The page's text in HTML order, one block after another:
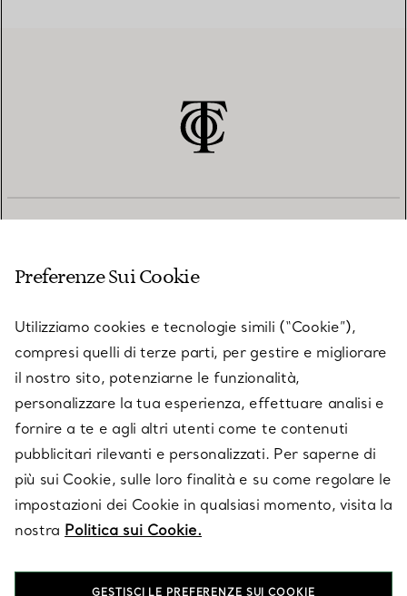
SU TIFFANY & CO.
LEGALE
SEGUICI
Preferenze Sui Cookie
Utilizziamo cookies e tecnologie simili (“Cookie”),
compresi quelli di terze parti, per gestire e migliorare
il nostro sito, potenziarne le funzionalità,
personalizzare la tua esperienza, effettuare analisi e
fornire a te e agli altri utenti come te contenuti
pubblicitari rilevanti e personalizzati. Per saperne di
più sui Cookie, sulle loro finalità e su come regolare le
impostazioni dei Cookie in qualsiasi momento, visita la
nostra Politica sui Cookie.
GESTISCI LE PREFERENZE SUI COOKIE